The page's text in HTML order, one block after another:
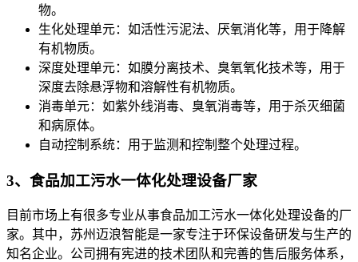
物。
生化处理单元：如活性污泥法、厌氧消化等，用于降解
有机物质。
深度处理单元：如膜分离技术、臭氧氧化技术等，用于
深度去除悬浮物和溶解性有机物质。
消毒单元：如紫外线消毒、臭氧消毒等，用于杀灭细菌
和病原体。
自动控制系统：用于监测和控制整个处理过程。
3、食品加工污水一体化处理设备厂家
目前市场上有很多专业从事食品加工污水一体化处理设备的厂
家。其中，苏州迈浪智能是一家专注于环保设备研发与生产的
知名企业。公司拥有宪进的技术团队和完善的售后服务体系，